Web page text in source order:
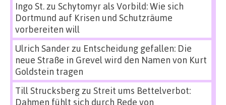
Ingo St.zu Schytomyr als Vorbild: Wie sich
Dortmund auf Krisen und Schutzräume
vorbereiten will
Ulrich Sanderzu Entscheidung gefallen: Die
neue Straße in Grevel wird den Namen von Kurt
Goldstein tragen
Till Strucksbergzu Streit ums Bettelverbot:
Dahmen fühlt sich durch Rede von